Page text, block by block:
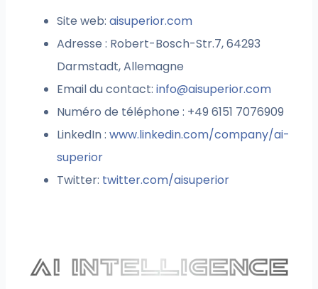
Site web:aisuperior.com
Adresse : Robert-Bosch-Str.7, 64293
Darmstadt, Allemagne
Email du contact:info@aisuperior.com
Numéro de téléphone : +49 6151 7076909
LinkedIn :www.linkedin.com/company/ai-
superior
Twitter: twitter.com/aisuperior